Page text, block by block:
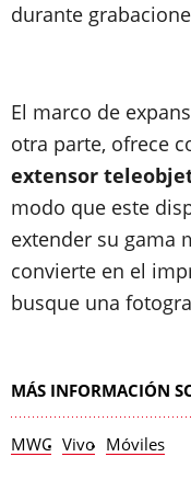
durante
El marco de
otra parte, ofrece
extensor
modo que este
extender su gama
convierte en el
busque una
MÁS INFORMACIÓN
MWC Vivo Móviles